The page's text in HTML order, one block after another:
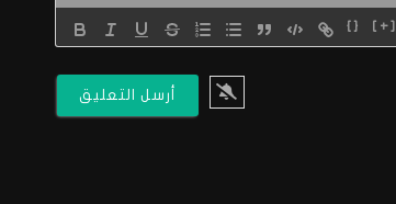
{} [+]